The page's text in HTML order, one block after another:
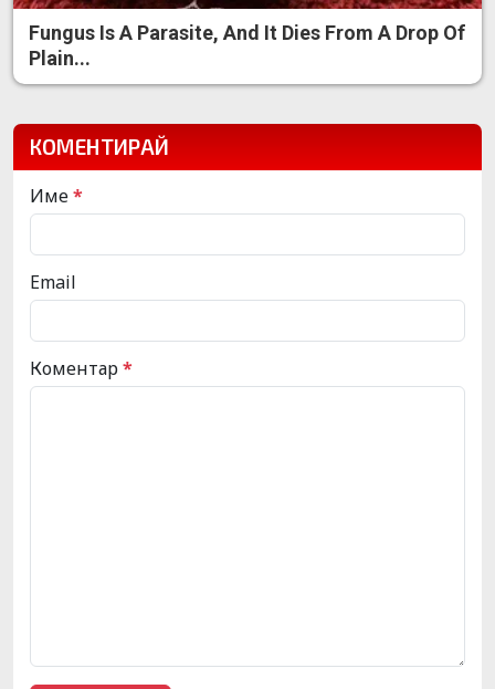
Fungus Is A Parasite, And It Dies From A Drop Of
Plain...
КОМЕНТИРАЙ
Име*
Email
Коментар*